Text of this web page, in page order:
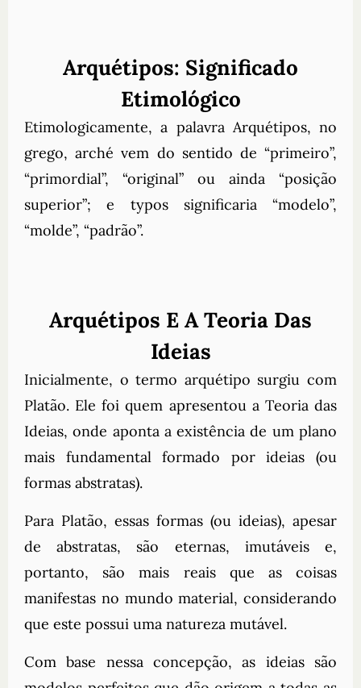
Arquétipos: Significado
Etimológico
Etimologicamente, a palavra Arquétipos, no
grego, arché vem do sentido de “primeiro”,
“primordial”, “original” ou ainda “posição
superior”; e typos significaria “modelo”,
“molde”, “padrão”.
Arquétipos E A Teoria Das
Ideias
Inicialmente, o termo arquétipo surgiu com
Platão. Ele foi quem apresentou a Teoria das
Ideias, onde aponta a existência de um plano
mais fundamental formado por ideias (ou
formas abstratas).
Para Platão, essas formas (ou ideias), apesar
de abstratas, são eternas, imutáveis e,
portanto, são mais reais que as coisas
manifestas no mundo material, considerando
que este possui uma natureza mutável.
Com base nessa concepção, as ideias são